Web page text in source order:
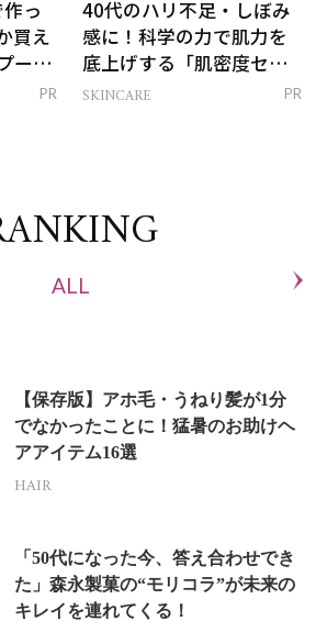
っ
買え
ー＆
PR
40代のハリ不足・しぼみ
感に！科学の力で肌力を
底上げする「肌密度セラ
ム」
SKINCARE PR
ALL
【保存版】アホ毛・うねり髪が1分
でなかったことに！猛暑のお助けヘ
アアイテム16選
HAIR
「50代になった今、答え合わせでき
た」森永製菓の“モリコラ”が未来の
キレイを連れてくる！